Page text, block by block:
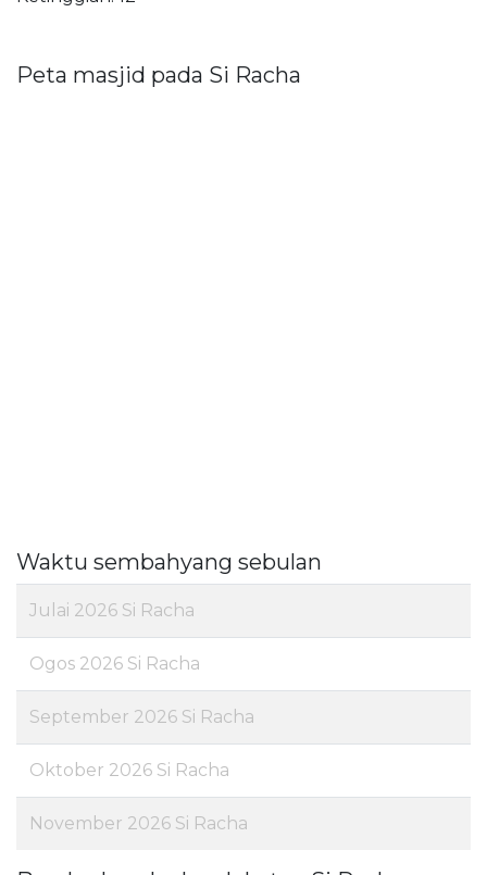
Peta masjid pada Si Racha
Waktu sembahyang sebulan
Julai 2026 Si Racha
Ogos 2026 Si Racha
September 2026 Si Racha
Oktober 2026 Si Racha
November 2026 Si Racha